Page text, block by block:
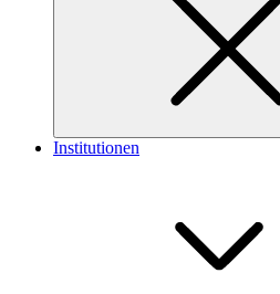
Institutionen